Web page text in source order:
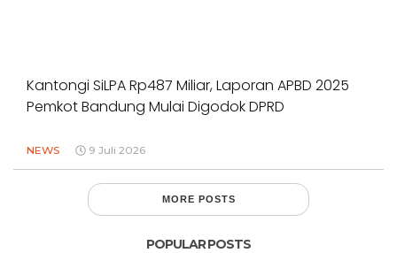
Kantongi SiLPA Rp487 Miliar, Laporan APBD 2025
Pemkot Bandung Mulai Digodok DPRD
NEWS 9 Juli 2026
MORE POSTS
POPULAR POSTS